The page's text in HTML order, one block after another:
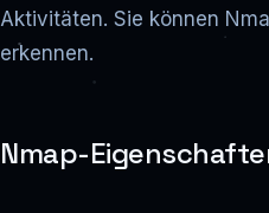
Aktivitäten. Sie können
erkennen.
Nmap-